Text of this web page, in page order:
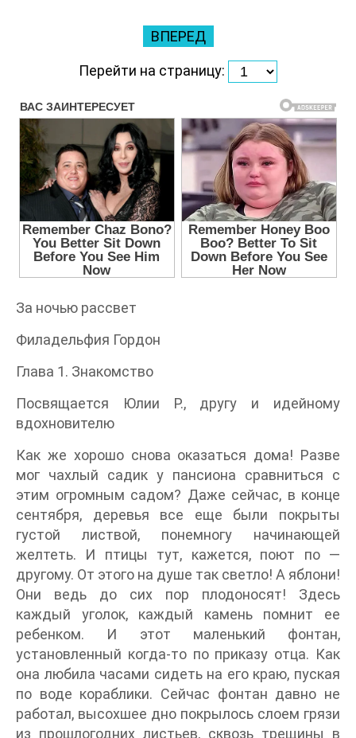
ВПЕРЕД
Перейти на страницу:
За ночью рассвет
Филадельфия Гордон
Глава 1. Знакомство
Посвящается Юлии Р., другу и идейному
вдохновителю
Как же хорошо снова оказаться дома! Разве
мог чахлый садик у пансиона сравниться с
этим огромным садом? Даже сейчас, в конце
сентября, деревья все еще были покрыты
густой листвой, понемногу начинающей
желтеть. И птицы тут, кажется, поют по —
другому. От этого на душе так светло! А яблони!
Они ведь до сих пор плодоносят! Здесь
каждый уголок, каждый камень помнит ее
ребенком. И этот маленький фонтан,
установленный когда-то по приказу отца. Как
она любила часами сидеть на его краю, пуская
по воде кораблики. Сейчас фонтан давно не
работал, высохшее дно покрылось слоем грязи
из прошлогодних листьев, сквозь трещины в